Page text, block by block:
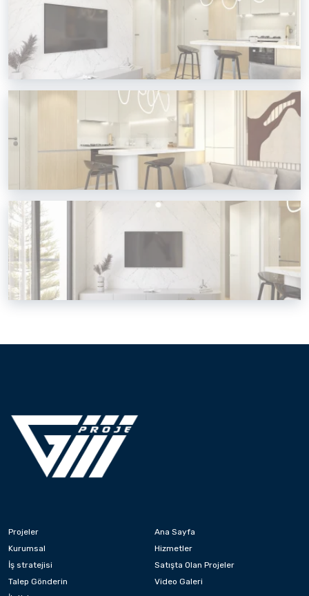
Projeler
Ana Sayfa
Kurumsal
Hizmetler
İş stratejisi
Satışta Olan Projeler
Talep Gönderin
Video Galeri